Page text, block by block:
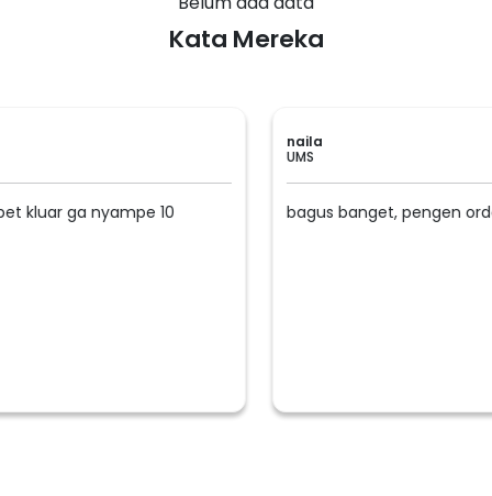
Kata Mereka
kluar ga nyampe 10
naila
UMS
bagus banget, pengen